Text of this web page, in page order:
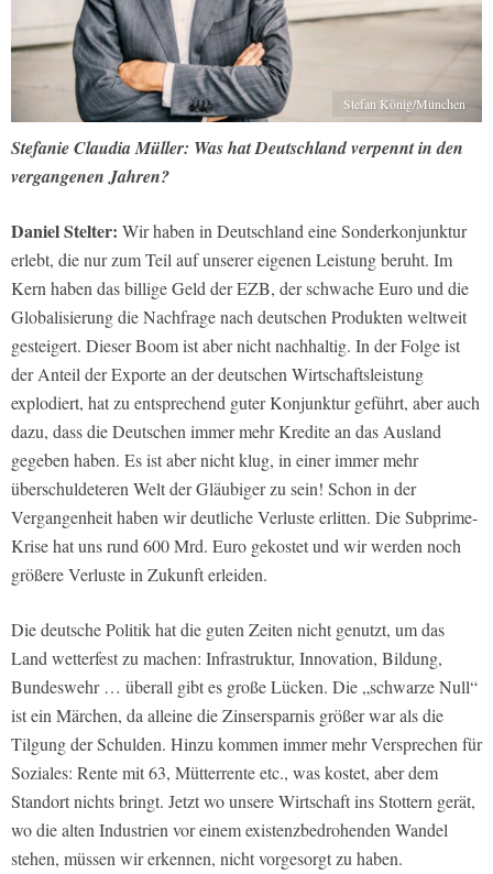
Stefan König/München
Stefanie Claudia Müller: Was hat Deutschland verpennt in den
vergangenen Jahren?
Daniel Stelter: Wir haben in Deutschland eine Sonderkonjunktur
erlebt, die nur zum Teil auf unserer eigenen Leistung beruht. Im
Kern haben das billige Geld der EZB, der schwache Euro und die
Globalisierung die Nachfrage nach deutschen Produkten weltweit
gesteigert. Dieser Boom ist aber nicht nachhaltig. In der Folge ist
der Anteil der Exporte an der deutschen Wirtschaftsleistung
explodiert, hat zu entsprechend guter Konjunktur geführt, aber auch
dazu, dass die Deutschen immer mehr Kredite an das Ausland
gegeben haben. Es ist aber nicht klug, in einer immer mehr
überschuldeteren Welt der Gläubiger zu sein! Schon in der
Vergangenheit haben wir deutliche Verluste erlitten. Die Subprime-
Krise hat uns rund 600 Mrd. Euro gekostet und wir werden noch
größere Verluste in Zukunft erleiden.
Die deutsche Politik hat die guten Zeiten nicht genutzt, um das
Land wetterfest zu machen: Infrastruktur, Innovation, Bildung,
Bundeswehr … überall gibt es große Lücken. Die „schwarze Null“
ist ein Märchen, da alleine die Zinsersparnis größer war als die
Tilgung der Schulden. Hinzu kommen immer mehr Versprechen für
Soziales: Rente mit 63, Mütterrente etc., was kostet, aber dem
Standort nichts bringt. Jetzt wo unsere Wirtschaft ins Stottern gerät,
wo die alten Industrien vor einem existenzbedrohenden Wandel
stehen, müssen wir erkennen, nicht vorgesorgt zu haben.